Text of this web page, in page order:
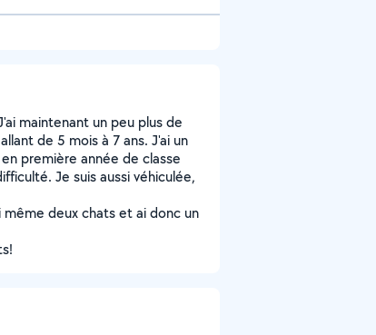
maintenant un peu plus de
de 5 mois à 7 ans. J'ai un
première année de classe
Je suis aussi véhiculée,
même deux chats et ai donc un